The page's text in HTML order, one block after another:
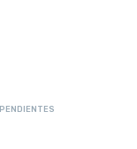
PENDIENTES